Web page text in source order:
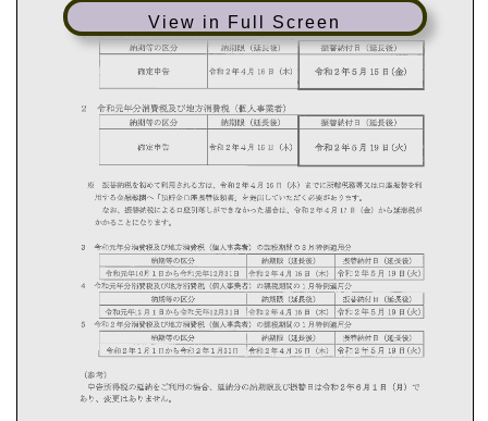
View in Full Screen